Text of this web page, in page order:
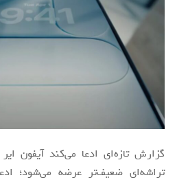
تراشه‌ای ضعیف‌تر عرضه می‌شود؛